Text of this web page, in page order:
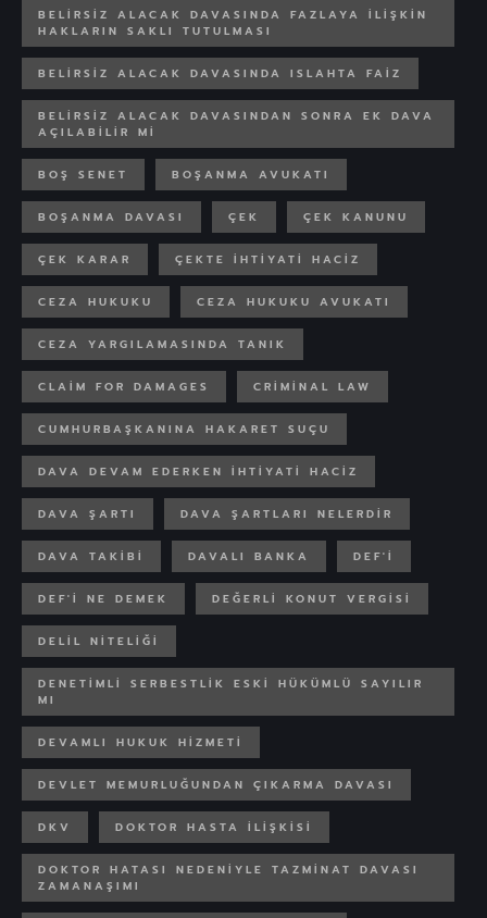
BELIRSIZ ALACAK DAVASINDA FAZLAYA ILIŞKIN
HAKLARIN SAKLI TUTULMASI
BELIRSIZ ALACAK DAVASINDA ISLAHTA FAIZ
BELIRSIZ ALACAK DAVASINDAN SONRA EK DAVA
AÇILABILIR MI
BOŞ SENET BOŞANMA AVUKATI
BOŞANMA DAVASI ÇEK ÇEK KANUNU
ÇEK KARAR ÇEKTE IHTIYATI HACIZ
CEZA HUKUKU CEZA HUKUKU AVUKATI
CEZA YARGILAMASINDA TANIK
CLAIM FOR DAMAGES CRIMINAL LAW
CUMHURBAŞKANINA HAKARET SUÇU
DAVA DEVAM EDERKEN IHTIYATI HACIZ
DAVA ŞARTI DAVA ŞARTLARI NELERDIR
DAVA TAKIBI DAVALI BANKA DEF'I
DEF'I NE DEMEK DEĞERLI KONUT VERGISI
DELIL NITELIĞI
DENETIMLI SERBESTLIK ESKI HÜKÜMLÜ SAYILIR
MI
DEVAMLI HUKUK HIZMETI
DEVLET MEMURLUĞUNDAN ÇIKARMA DAVASI
DKV DOKTOR HASTA ILIŞKISI
DOKTOR HATASI NEDENIYLE TAZMINAT DAVASI
ZAMANAŞIMI